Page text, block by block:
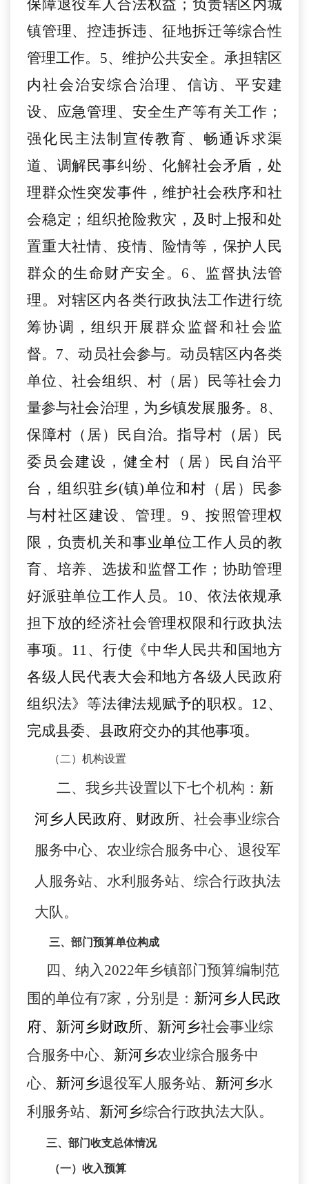
保障退役军人合法权益；负责辖区内城
镇管理、控违拆违、征地拆迁等综合性
管理工作。5、维护公共安全。承担辖区
内社会治安综合治理、信访、平安建
设、应急管理、安全生产等有关工作；
强化民主法制宣传教育、畅通诉求渠
道、调解民事纠纷、化解社会矛盾，处
理群众性突发事件，维护社会秩序和社
会稳定；组织抢险救灾，及时上报和处
置重大社情、疫情、险情等，保护人民
群众的生命财产安全。6、监督执法管
理。对辖区内各类行政执法工作进行统
筹协调，组织开展群众监督和社会监
督。7、动员社会参与。动员辖区内各类
单位、社会组织、村（居）民等社会力
量参与社会治理，为乡镇发展服务。8、
保障村（居）民自治。指导村（居）民
委员会建设，健全村（居）民自治平
台，组织驻乡(镇)单位和村（居）民参
与村社区建设、管理。9、按照管理权
限，负责机关和事业单位工作人员的教
育、培养、选拔和监督工作；协助管理
好派驻单位工作人员。10、依法依规承
担下放的经济社会管理权限和行政执法
事项。11、行使《中华人民共和国地方
各级人民代表大会和地方各级人民政府
组织法》等法律法规赋予的职权。12、
完成县委、县政府交办的其他事项。
（二）机构设置
二、 我乡共设置以下七个机构： 新
河乡人民政府、财政所、 社会事业综合
服务中心、农业综合服务中心、退役军
人服务站、水利服务站、综合行政执法
大队。
三、 部门预算单位构成
四、 纳入2022年乡镇部门预算编制范
围的单位有7家，分别是： 新河乡人民政
府、新河乡财政所、新河乡社会事业综
合服务中心、 新河乡农业综合服务中
心、 新河乡退役军人服务站、 新河乡水
利服务站、 新河乡综合行政执法大队。
三、部门收支总体情况
（一）收入预算